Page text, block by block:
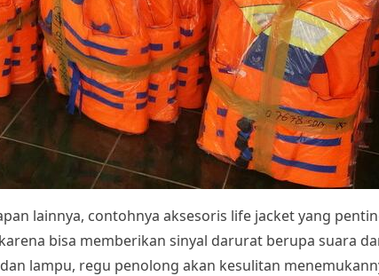
lainnya, contohnya aksesoris life jacket yang
bisa memberikan sinyal darurat berupa suara
lampu, regu penolong akan kesulitan